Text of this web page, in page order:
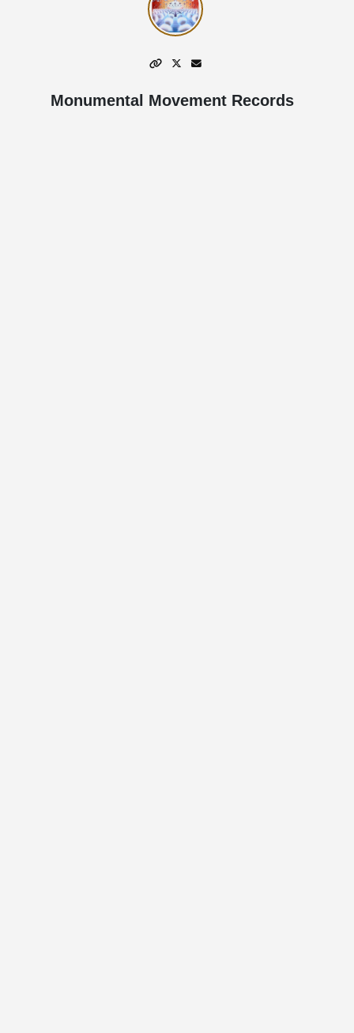
Monumental Movement Records